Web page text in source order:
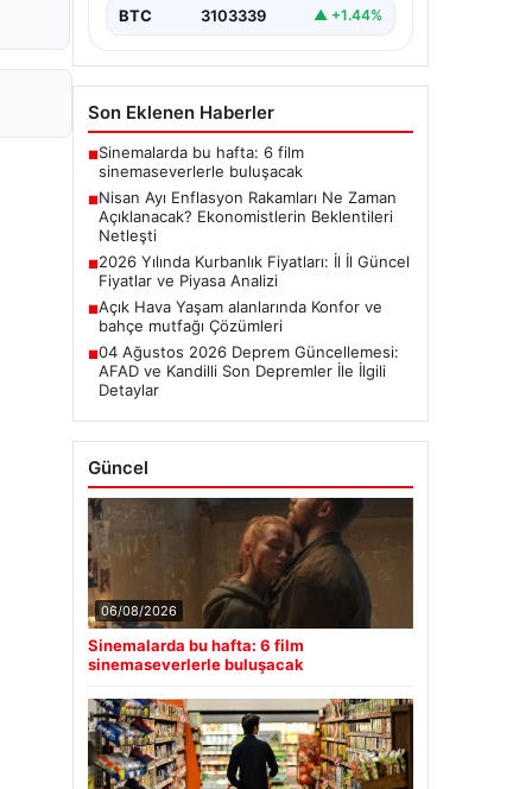
başladı.…
BTC 3103339 ▲ +1.44%
Son Eklenen Haberler
■Sinemalarda bu hafta: 6 film
sinemaseverlerle buluşacak
■Nisan Ayı Enflasyon Rakamları Ne Zaman
Açıklanacak? Ekonomistlerin Beklentileri
Netleşti
■2026 Yılında Kurbanlık Fiyatları: İl İl Güncel
Fiyatlar ve Piyasa Analizi
■Açık Hava Yaşam alanlarında Konfor ve
bahçe mutfağı Çözümleri
■04 Ağustos 2026 Deprem Güncellemesi:
AFAD ve Kandilli Son Depremler İle İlgili
Detaylar
Güncel
06/08/2026
Sinemalarda bu hafta: 6 film
sinemaseverlerle buluşacak